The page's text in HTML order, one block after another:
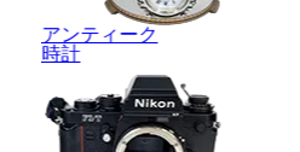
アンティーク
時計